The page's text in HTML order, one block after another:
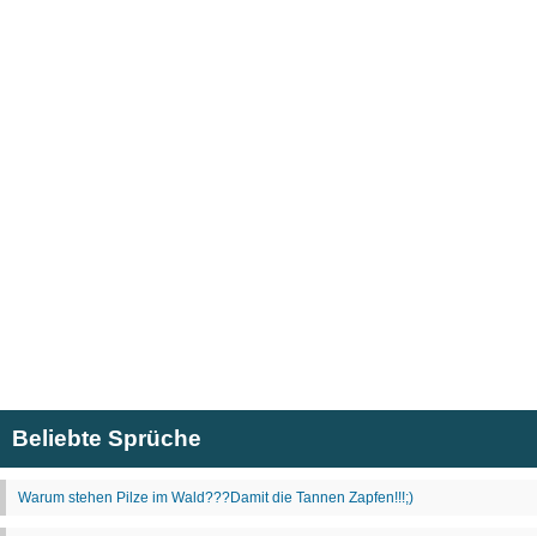
Beliebte Sprüche